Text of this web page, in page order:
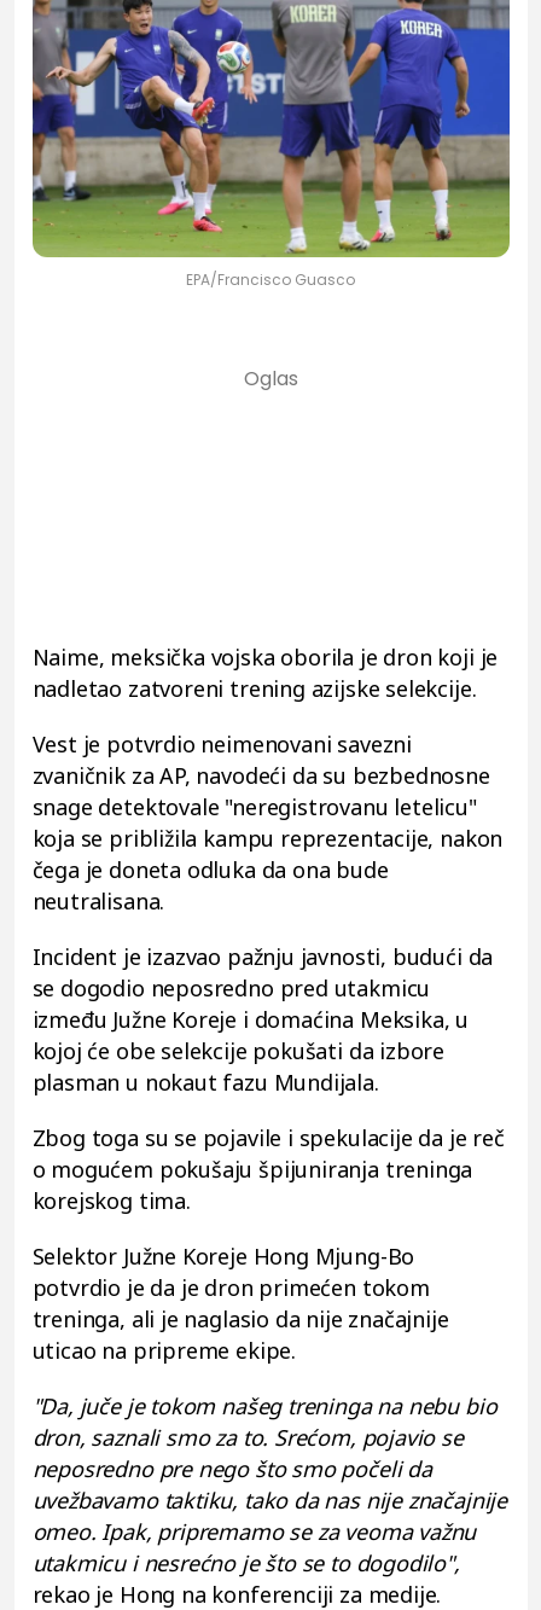
EPA/Francisco Guasco
Naime, meksička vojska oborila je dron koji je
nadletao zatvoreni trening azijske selekcije.
Vest je potvrdio neimenovani savezni
zvaničnik za AP, navodeći da su bezbednosne
snage detektovale "neregistrovanu letelicu"
koja se približila kampu reprezentacije, nakon
čega je doneta odluka da ona bude
neutralisana.
Incident je izazvao pažnju javnosti, budući da
se dogodio neposredno pred utakmicu
između Južne Koreje i domaćina Meksika, u
kojoj će obe selekcije pokušati da izbore
plasman u nokaut fazu Mundijala.
Zbog toga su se pojavile i spekulacije da je reč
o mogućem pokušaju špijuniranja treninga
korejskog tima.
Selektor Južne Koreje Hong Mjung-Bo
potvrdio je da je dron primećen tokom
treninga, ali je naglasio da nije značajnije
uticao na pripreme ekipe.
"Da, juče je tokom našeg treninga na nebu bio
dron, saznali smo za to. Srećom, pojavio se
neposredno pre nego što smo počeli da
uvežbavamo taktiku, tako da nas nije značajnije
omeo. Ipak, pripremamo se za veoma važnu
utakmicu i nesrećno je što se to dogodilo",
rekao je Hong na konferenciji za medije.